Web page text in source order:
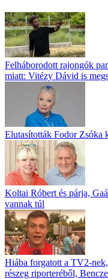
Felháborodott rajongók
miatt: Vitézy Dávid is
Elutasították Fodor Zsóka
Koltai Róbert és párja,
vannak túl
Hiába forgatott a TV2-
részeg riporteréből,